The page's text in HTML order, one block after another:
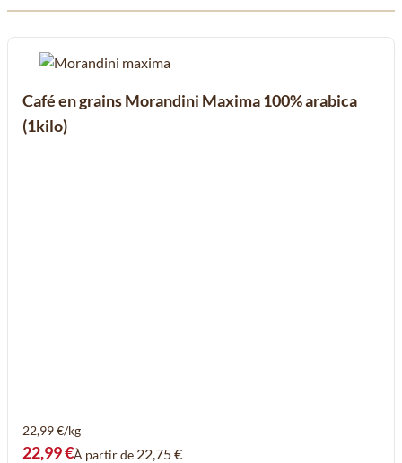
Il est possible de naviguer entre les éléments du carrousel à
Cliquer pour passer le carrousel
Cliquer pour accéder à la navigation en carrousel
Café en grains Morandini Maxima 100% arabica
(1kilo)
22,99 €/kg
22,99 €À partir de 22,75 €